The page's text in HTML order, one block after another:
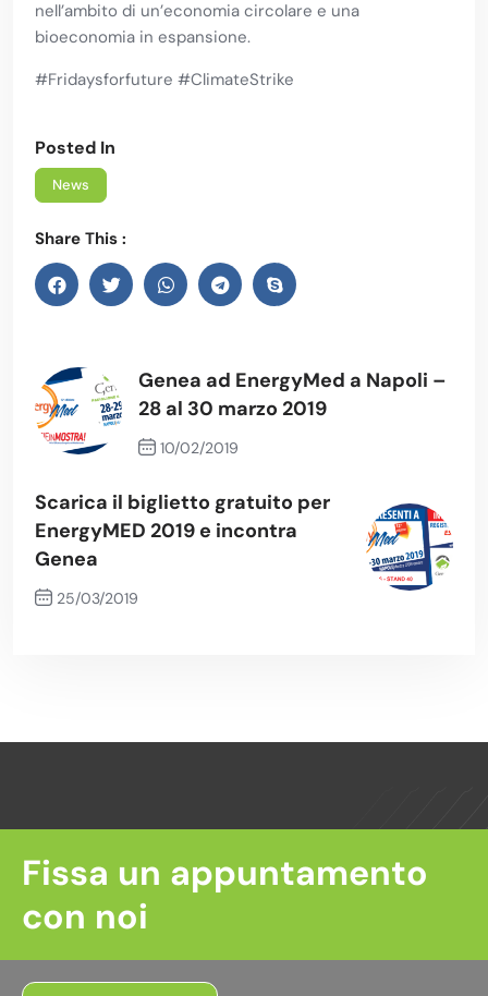
nell’ambito di un’economia circolare e una
bioeconomia in espansione.
#Fridaysforfuture #ClimateStrike
Posted In
News
Share This :
Genea ad EnergyMed a Napoli –
28 al 30 marzo 2019
10/02/2019
Scarica il biglietto gratuito per
EnergyMED 2019 e incontra
Genea
25/03/2019
Fissa un appuntamento
con noi